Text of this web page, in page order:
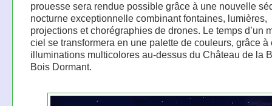
prouesse sera rendue possible grâce à une nouvelle
nocturne exceptionnelle combinant fontaines, lumières,
projections et chorégraphies de drones. Le temps d’un
ciel se transformera en une palette de couleurs, grâce à
illuminations multicolores au-dessus du Château de la
Bois Dormant.